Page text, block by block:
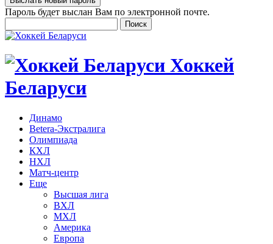
Пароль будет выслан Вам по электронной почте.
Хоккей
Беларуси
Динамо
Betera-Экстралига
Олимпиада
КХЛ
НХЛ
Матч-центр
Еще
Высшая лига
ВХЛ
МХЛ
Америка
Европа